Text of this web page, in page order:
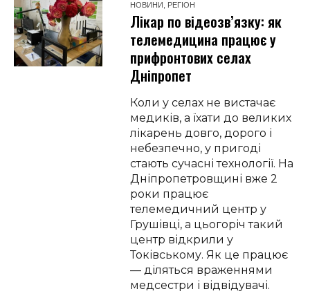
НОВИНИ
РЕГІОН
Лікар по відеозв’язку: як
телемедицина працює у
прифронтових селах
Дніпропет
Коли у селах не вистачає
медиків, а їхати до великих
лікарень довго, дорого і
небезпечно, у пригоді
стають сучасні технології. На
Дніпропетровщині вже 2
роки працює
телемедичний центр у
Грушівці, а цьогоріч такий
центр відкрили у
Токівському. Як це працює
— діляться враженнями
медсестри і відвідувачі.